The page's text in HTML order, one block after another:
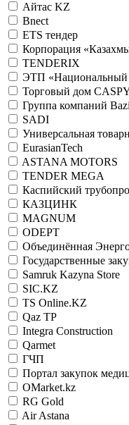
Айтас KZ
Bnect
ETS тендер
Корпорация
TENDERIX
ЭТП «Национальный
Торговый дом
Группа компаний
SADI
Универсальная
EurasianTech
ASTANA MOTORS
TENDER MEGA
Каспийский
КАЗЦИНК
MAGNUM
ODEPT
Объединённая
Государственные
Samruk Kazyna Store
SIC.KZ
TS Online.KZ
Qaz TP
Integra Construction
Qarmet
ГЧП
Портал закупок
OMarket.kz
RG Gold
Air Astana